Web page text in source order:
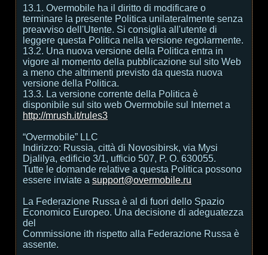
13.1. Overmobile ha il diritto di modificare o
terminare la presente Politica unilateralmente senza
preavviso dell'Utente. Si consiglia all'utente di
leggere questa Politica nella versione regolarmente.
13.2. Una nuova versione della Politica entra in
vigore al momento della pubblicazione sul sito Web
a meno che altrimenti previsto da questa nuova
versione della Politica.
13.3. La versione corrente della Politica è
disponibile sul sito web Overmobile sul Internet a
http://mrush.it/rules3
“Overmobile” LLC
Indirizzo: Russia, città di Novosibirsk, via Mysi
Djalilya, edificio 3/1, ufficio 507, P. O. 630055.
Tutte le domande relative a questa Politica possono
essere inviate a support@overmobile.ru
La Federazione Russa è al di fuori dello Spazio
Economico Europeo. Una decisione di adeguatezza
del
Commissione ith rispetto alla Federazione Russa è
assente.